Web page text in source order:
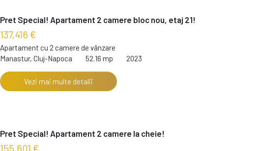
Pret Special! Apartament 2 camere bloc nou, etaj 21!
137,416 €
Apartament cu 2 camere de vânzare
Manastur, Cluj-Napoca
52.16 mp 2023
Vezi mai multe detalii
Pret Special! Apartament 2 camere la cheie!
155,601 €